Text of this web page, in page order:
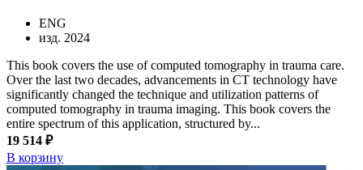
ENG
изд. 2024
This book covers the use of computed tomography in trauma care.
Over the last two decades, advancements in CT technology have
significantly changed the technique and utilization patterns of
computed tomography in trauma imaging. This book covers the
entire spectrum of this application, structured by...
19 514 ₽
В корзину